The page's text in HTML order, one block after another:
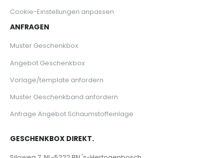
Cookie-Einstellungen anpassen
ANFRAGEN
Muster Geschenkbox
Angebot Geschenkbox
Vorlage/template anfordern
Muster Geschenkband anfordern
Anfrage Angebot Schaumstoffeinlage
GESCHENKBOX DIREKT.